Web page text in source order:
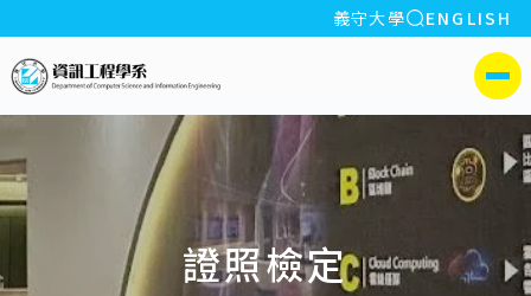
:::
義守大學 全站搜索
ENGLISH
側選單
證照檢定